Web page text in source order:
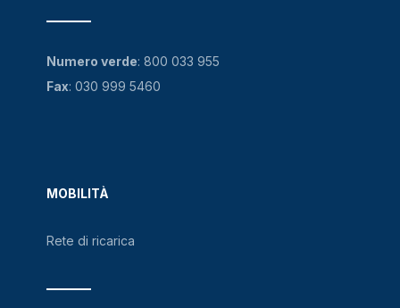
MOBILITÀ
Rete di ricarica
Numero verde: 800 033 955
Fax: 030 999 5460